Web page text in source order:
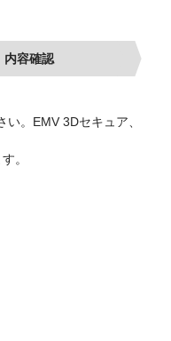
内容確認
。EMV 3Dセキュア、​
。